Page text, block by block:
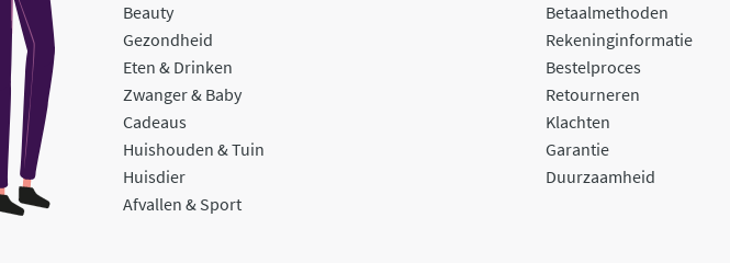
Beauty
Gezondheid
Eten & Drinken
Zwanger & Baby
Cadeaus
Huishouden & Tuin
Huisdier
Afvallen & Sport
Betaalmethoden
Rekeninginformatie
Bestelproces
Retourneren
Klachten
Garantie
Duurzaamheid